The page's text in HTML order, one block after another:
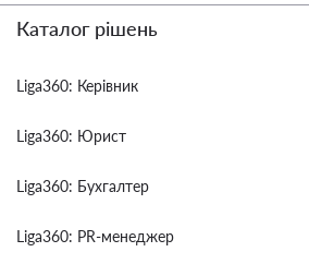
Каталог рішень
Liga360: Керівник
Liga360: Юрист
Liga360: Бухгалтер
Liga360: PR-менеджер